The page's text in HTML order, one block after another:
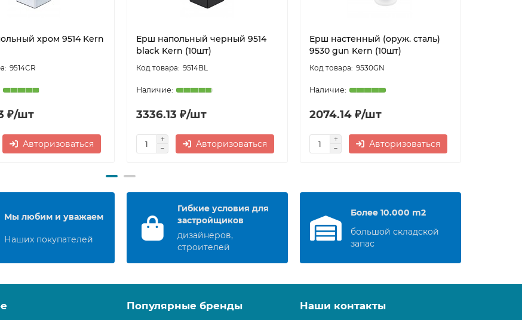
хром 9514 Kern
9514CR
₽/шт
Авторизоваться
Ерш напольный черный 9514
black Kern (10шт)
9514BL
3336.13 ₽/шт
Авторизоваться
Ерш настенный (оруж. сталь)
9530 gun Kern (10шт)
9530GN
2074.14 ₽/шт
Авторизоваться
Мы любим и уважаем
Наших покупателей
Гибкие условия для
застройщиков
дизайнеров,
строителей
Более 10.000 m2
большой складской
запас
Популярные бренды Наши контакты